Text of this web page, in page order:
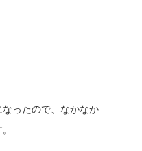
ったので、なかなか